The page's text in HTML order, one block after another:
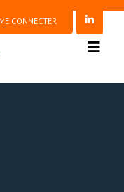
ME CONNECTER